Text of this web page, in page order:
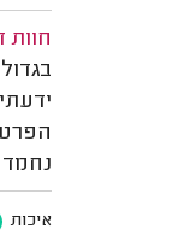
חוות
נחמד
איכות